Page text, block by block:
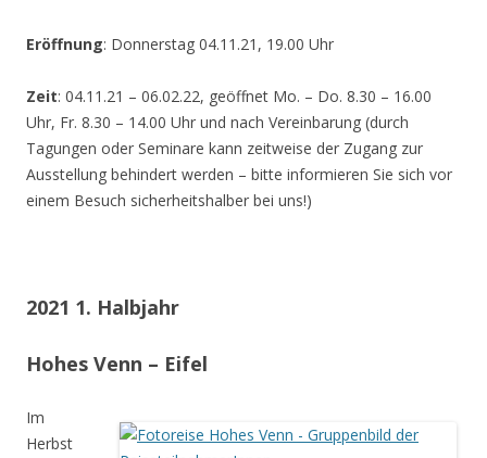
Eröffnung: Donnerstag 04.11.21, 19.00 Uhr
Zeit: 04.11.21 – 06.02.22, geöffnet Mo. – Do. 8.30 – 16.00
Uhr, Fr. 8.30 – 14.00 Uhr und nach Vereinbarung (durch
Tagungen oder Seminare kann zeitweise der Zugang zur
Ausstellung behindert werden – bitte informieren Sie sich vor
einem Besuch sicherheitshalber bei uns!)
2021 1. Halbjahr
Hohes Venn – Eifel
Im
Herbst